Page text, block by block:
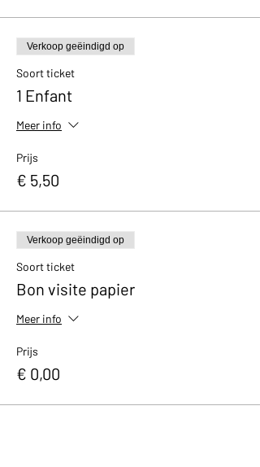
Verkoop geëindigd op
Soort ticket
1 Enfant
Meer info
Prijs
€ 5,50
Verkoop geëindigd op
Soort ticket
Bon visite papier
Meer info
Prijs
€ 0,00